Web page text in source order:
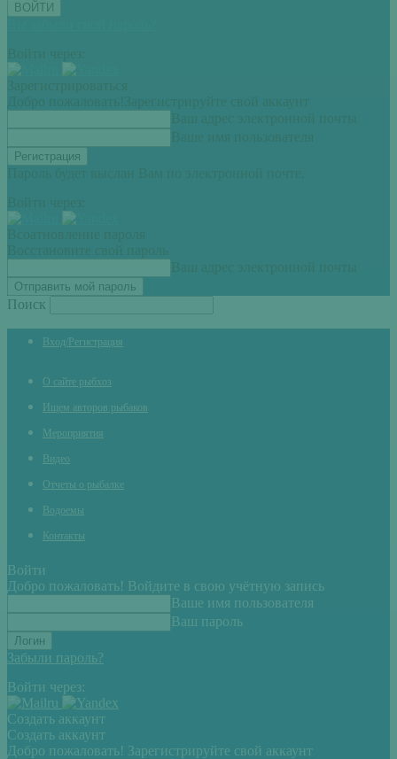
Войти через:
Зарегистрироваться
Добро пожаловать! Зарегистрируйте свой аккаунт
Ваш адрес электронной почты
Ваше имя пользователя
Пароль будет выслан Вам по электронной почте.
Войти через:
Всоатновление пароля
Восстановите свой пароль
Ваш адрес электронной почты
Поиск
Вход/Регистрация
О сайте рыбхоз
Ищем авторов рыбаков
Мероприятия
Видео
Отчеты о рыбалке
Водоемы
Контакты
Войти
Добро пожаловать! Войдите в свою учётную запись
Ваше имя пользователя
Ваш пароль
Забыли пароль?
Войти через:
Создать аккаунт
Создать аккаунт
Добро пожаловать! Зарегистрируйте свой аккаунт